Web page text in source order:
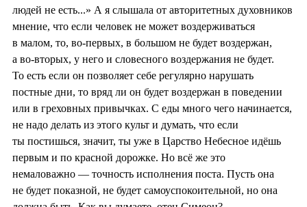
людей не есть...» А я слышала от авторитетных духовников
мнение, что если человек не может воздерживаться
в малом, то, во‑первых, в большом не будет воздержан,
а во‑вторых, у него и словесного воздержания не будет.
То есть если он позволяет себе регулярно нарушать
постные дни, то вряд ли он будет воздержан в поведении
или в греховных привычках. С еды много чего начинается,
не надо делать из этого культ и думать, что если
ты постишься, значит, ты уже в Царство Небесное идёшь
первым и по красной дорожке. Но всё же это
немаловажно — точность исполнения поста. Пусть она
не будет показной, не будет самоуспокоительной, но она